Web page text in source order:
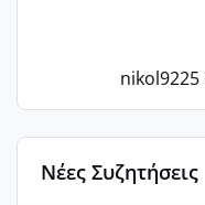
nikol9225
Νέες Συζητήσεις